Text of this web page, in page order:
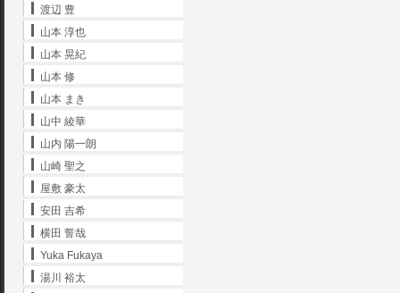
渡辺 豊
山本 淳也
山本 晃紀
山本 修
山本 まき
山中 綾華
山内 陽一朗
山崎 聖之
屋敷 豪太
安田 吉希
横田 誓哉
Yuka Fukaya
湯川 裕太